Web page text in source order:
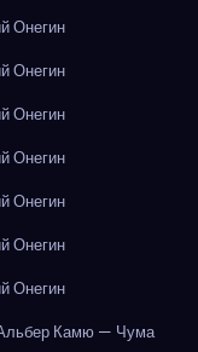
Онегин
Онегин
Онегин
Онегин
Онегин
Онегин
Онегин
Камю — Чума